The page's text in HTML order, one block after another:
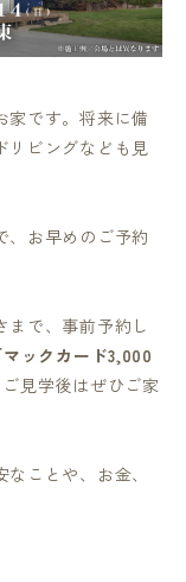
家です。将来に備
リビングなども見
、お早めのご予約
まで、事前予約し
マックカード3,000
見学後はぜひご家
ことや、お金、